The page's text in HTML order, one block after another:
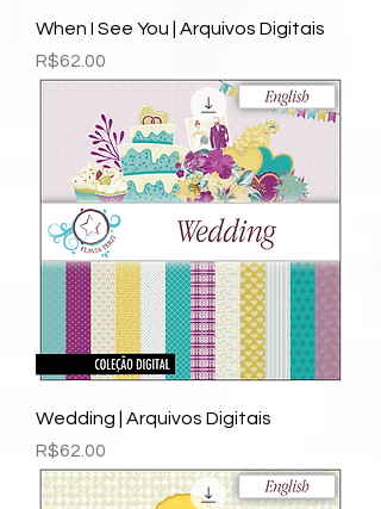
When I See You | Arquivos Digitais
Price
R$62.00
Wedding | Arquivos Digitais
Price
R$62.00